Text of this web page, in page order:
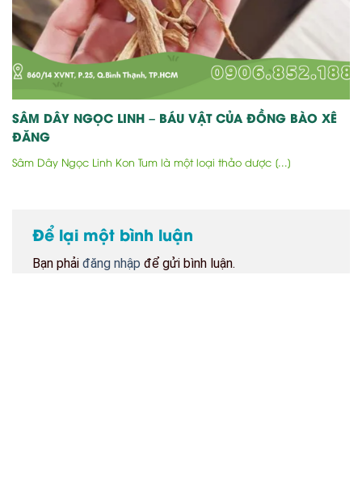
SÂM DÂY NGỌC LINH – BÁU VẬT CỦA ĐỒNG BÀO XÊ
ĐĂNG
Sâm Dây Ngọc Linh Kon Tum là một loại thảo dược [...]
Để lại một bình luận
Bạn phải đăng nhập để gửi bình luận.